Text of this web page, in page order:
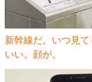
新幹線だ。いつ見
いい。顔が。